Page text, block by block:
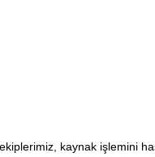
kaynak işlemini